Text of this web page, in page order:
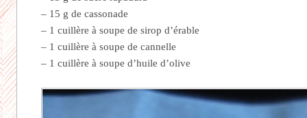
– 15 g de cassonade
– 1 cuillère à soupe de sirop d’érable
– 1 cuillère à soupe de cannelle
– 1 cuillère à soupe d’huile d’olive